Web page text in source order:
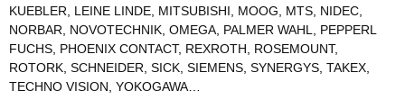
KUEBLER
LEINE LINDE MITSUBISHI MOOG MTS NIDEC
NORBAR
NOVOTECHNIK OMEGA PALMER WAHL
PEPPERL
FUCHS PHOENIX CONTACT, REXROTH ROSEMOUNT,
ROTORK SCHNEIDER SICK SIEMENS SYNERGYS TAKEX
TECHNO VISION YOKOGAWA